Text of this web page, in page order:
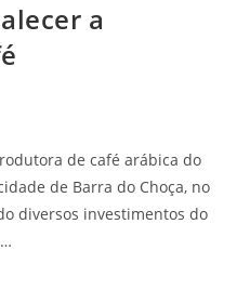
a
de café arábica do
de Barra do Choça, no
diversos investimentos do